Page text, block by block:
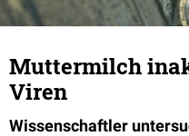
Muttermilch
Viren
Wissenschaftler